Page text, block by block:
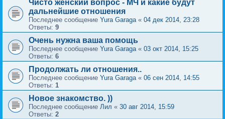
Чисто женский вопрос - МЧ и какие будут
дальнейшие отношения
Последнее сообщение Yura Garaga« 04 дек 2014, 23:28
Ответы: 9
Очень нужна ваша помощь
Последнее сообщение Yura Garaga« 03 окт 2014, 15:25
Ответы: 6
Продолжать ли отношения..
Последнее сообщение Yura Garaga« 06 сен 2014, 14:55
Ответы: 1
Новое знакомство. ))
Последнее сообщение Лил « 30 авг 2014, 15:59
Ответы: 2